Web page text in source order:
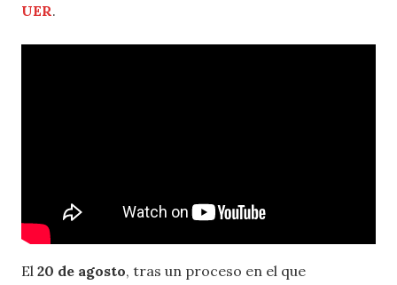
UER.
El 20 de agosto, tras un proceso en el que